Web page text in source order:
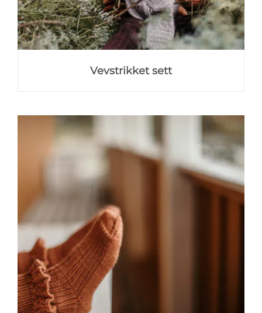
Vevstrikket sett